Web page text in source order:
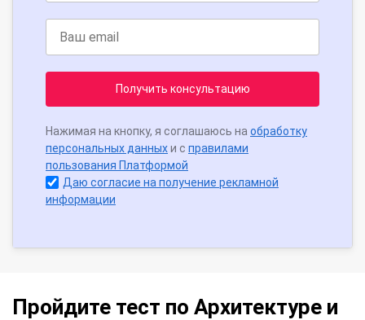
Получить консультацию
Нажимая на кнопку, я соглашаюсь на обработку
персональных данныхи с правилами
пользования Платформой
Даю согласие на получение рекламной
информации
Пройдите тест по Архитектуре и